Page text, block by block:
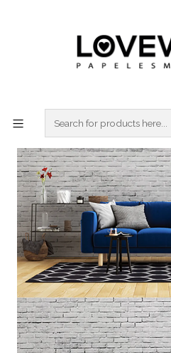
MADERA & LADRILLOS